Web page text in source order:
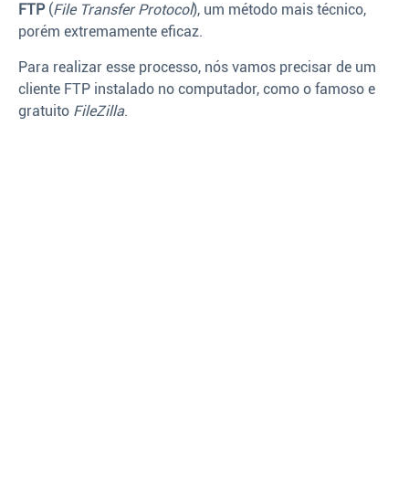
FTP(File Transfer Protocol), um método mais técnico,
porém extremamente eficaz.
Para realizar esse processo, nós vamos precisar de um
cliente FTP instalado no computador, como o famoso e
gratuito FileZilla.